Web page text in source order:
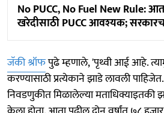
No PUCC, No Fuel New Rule:
खरेदीसाठी PUCC आवश्यक;
जॅकी श्रॉफपुढे म्हणाले, 'पृथ्वी आई आहे.
करण्यासाठी प्रत्येकाने झाडे लावली
निवडणुकीत मिळालेल्या मताधिक्याइतकी